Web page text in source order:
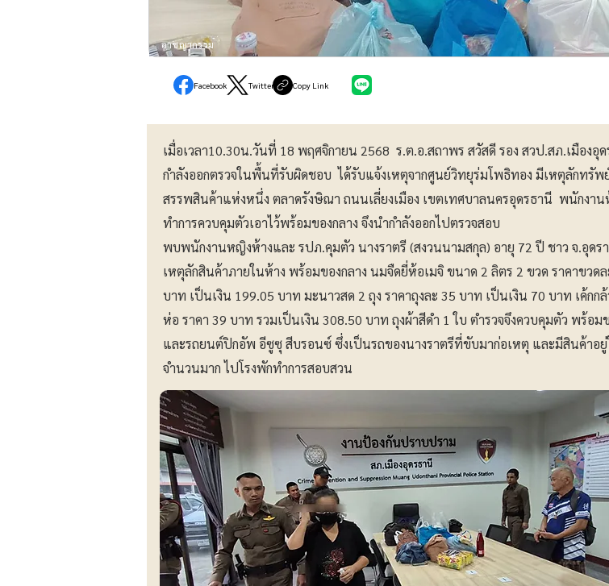
อาชญากรรม
Facebook Twitter Copy Link
เมื่อเวลา10.30น.วันที่ 18 พฤศจิกายน 2568 ร.ต.อ.สถาพร สวัสดี รอง สวป.สภ.เมืองอุ
กำลังออกตรวจในพื้นที่รับผิดชอบ ได้รับแจ้งเหตุจากศูนย์วิทยุร่มโพธิทอง มีเหตุลักทรัพ
สรรพสินค้าแห่งหนึ่ง ตลาดรังษิณา ถนนเลี่ยงเมือง เขตเทศบาลนครอุดรธานี พนักงาน
ทำการควบคุมตัวเอาไว้พร้อมของกลาง จึงนำกำลังออกไปตรวจสอบ
พบพนักงานหญิงห้างและ รปภ.คุมตัว นางราตรี (สงวนนามสกุล) อายุ 72 ปี ชาว จ.อุดร
เหตุลักสินค้าภายในห้าง พร้อมของกลาง นมจืดยี่ห้อเมจิ ขนาด 2 ลิตร 2 ขวด ราคาขวด
บาท เป็นเงิน 199.05 บาท มะนาวสด 2 ถุง ราคาถุงละ 35 บาท เป็นเงิน 70 บาท เค้กก
ห่อ ราคา 39 บาท รวมเป็นเงิน 308.50 บาท ถุงผ้าสีดำ 1 ใบ ตำรวจจึงควบคุมตัว พร้อม
และรถยนต์ปิกอัพ อีซูซุ สีบรอนซ์ ซึ่งเป็นรถของนางราตรีที่ขับมาก่อเหตุ และมีสินค้าอยู่
จำนวนมาก ไปโรงพักทำการสอบสวน